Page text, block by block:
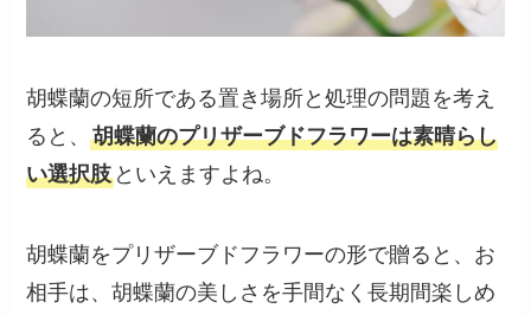
胡蝶蘭の短所である置き場所と処理の問題を考え
ると、胡蝶蘭のプリザーブドフラワーは素晴らし
い選択肢 といえますよね。
胡蝶蘭をプリザーブドフラワーの形で贈ると、お
相手は、胡蝶蘭の美しさを手間なく長期間楽しめ